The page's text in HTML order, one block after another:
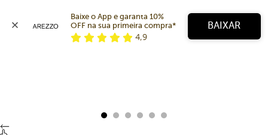
Baixe o App e garanta 10%
OFF na sua primeira compra*
4,9
BAIXAR